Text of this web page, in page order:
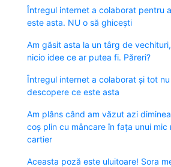
Întregul internet a colaborat pentru
este asta. NU o să ghicești
Am găsit asta la un târg de
nicio idee ce ar putea fi. Păreri?
Întregul internet a colaborat și tot nu
descopere ce este asta
Am plâns când am văzut azi
coș plin cu mâncare în fața unui mic
cartier
Aceasta poză este uluitoare! Sora